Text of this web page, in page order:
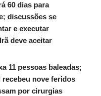
60 dias para
discussões se
e executar
deve aceitar
11 pessoas baleadas;
nove feridos
por cirurgias